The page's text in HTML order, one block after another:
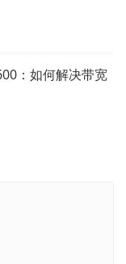
：如何解决带宽